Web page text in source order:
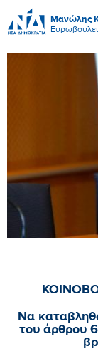
Μανώλης
Να
του άρθρου